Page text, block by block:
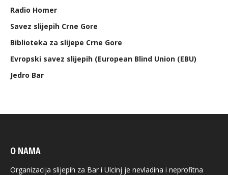
Radio Homer
Savez slijepih Crne Gore
Biblioteka za slijepe Crne Gore
Evropski savez slijepih (European Blind Union (EBU)
Jedro Bar
O NAMA
Organizacija slijepih za Bar i Ulcinj je nevladina i neprofitna